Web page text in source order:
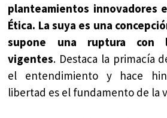
planteamientos innovadores
Ética. La suya es una
supone una ruptura con
vigentes. Destaca la primacía
el entendimiento y hace
libertad es el fundamento de la